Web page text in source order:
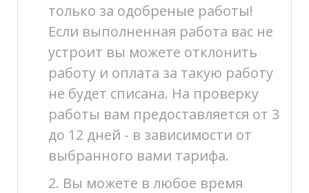
только за одобреные работы!
Если выполненная работа вас не
устроит вы можете отклонить
работу и оплата за такую работу
не будет списана. На проверку
работы вам предоставляется от 3
до 12 дней - в зависимости от
выбранного вами тарифа.
2. Вы можете в любое время